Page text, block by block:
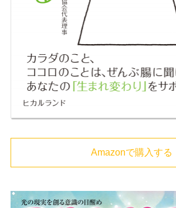
Amazonで購入する